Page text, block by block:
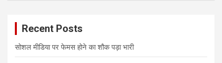
Recent Posts
सोशल मीडिया पर फेमस होने का शौक पड़ा भारी